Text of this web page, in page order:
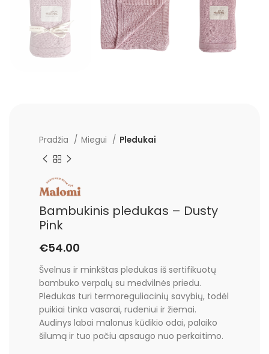
Pradžia Miegui Pledukai
Bambukinis pledukas – Dusty
Pink
€54.00
Švelnus ir minkštas pledukas iš sertifikuotų
bambuko verpalų su medvilnės priedu.
Pledukas turi termoreguliacinių savybių, todėl
puikiai tinka vasarai, rudeniui ir žiemai.
Audinys labai malonus kūdikio odai, palaiko
šilumą ir tuo pačiu apsaugo nuo perkaitimo.